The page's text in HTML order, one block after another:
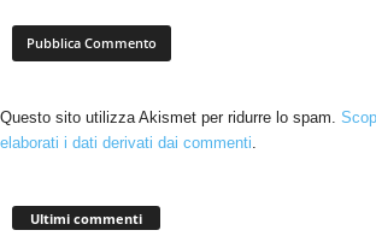
Questo sito utilizza Akismet per ridurre lo spam.
elaborati i dati derivati dai commenti.
Ultimi commenti